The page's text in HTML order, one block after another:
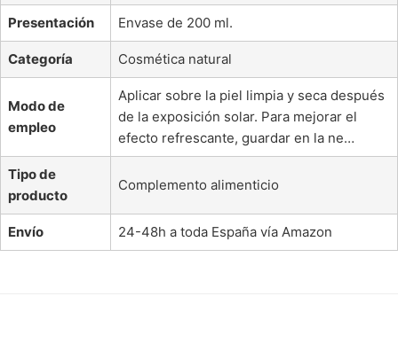
Presentación Envase de 200 ml.
Categoría Cosmética natural
Modo de
empleo
Aplicar sobre la piel limpia y seca después
de la exposición solar. Para mejorar el
efecto refrescante, guardar en la ne…
Tipo de
producto
Complemento alimenticio
Envío 24-48h a toda España vía Amazon